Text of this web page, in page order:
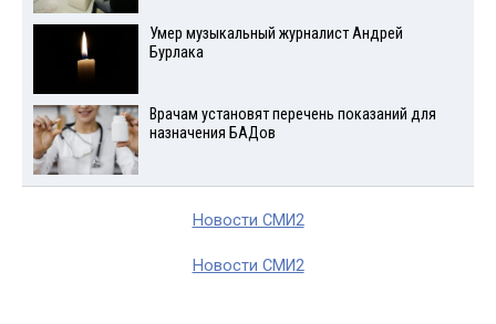
Умер музыкальный журналист Андрей
Бурлака
Врачам установят перечень показаний для
назначения БАДов
Новости СМИ2
Новости СМИ2